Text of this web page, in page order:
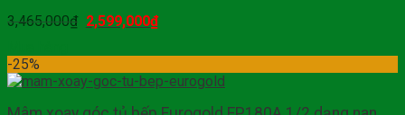
3,465,000₫ 2,599,000₫
-25%